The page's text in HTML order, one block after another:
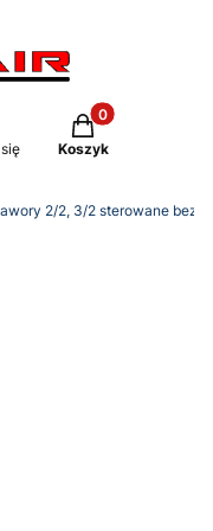
Produkty w
Koszyk
2/2, 3/2 sterowane